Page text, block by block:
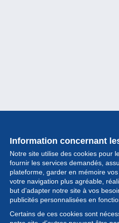
Information concernant
Notre site utilise des cookies pour
fournir les services demandés,
plateforme, garder en mémoire
votre navigation plus agréable,
but d’adapter notre site à vos
publicités personnalisées en
Certains de ces cookies sont
Collection
Actualités